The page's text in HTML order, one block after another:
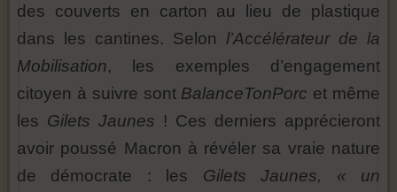
des couverts en carton au lieu de plastique
dans les cantines. Selon l’Accélérateur de la
Mobilisation, les exemples d’engagement
citoyen à suivre sont BalanceTonPorc et même
les Gilets Jaunes ! Ces derniers apprécieront
avoir poussé Macron à révéler sa vraie nature
de démocrate : les Gilets Jaunes, « un